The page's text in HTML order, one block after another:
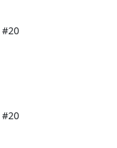
#20
#20